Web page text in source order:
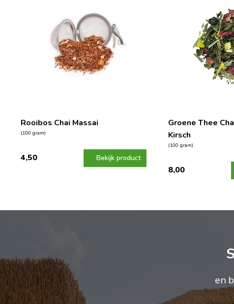
Rooibos Chai Massai
(100 gram)
4,50 Bekijk product
Groene Thee
Kirsch
(100 gram)
8,00
en